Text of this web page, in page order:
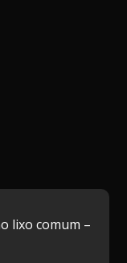
lixo comum –